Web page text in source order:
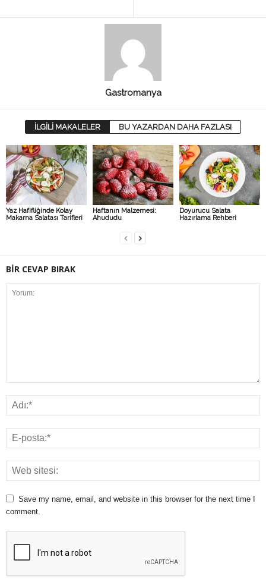
Gastromanya
İLGİLİ MAKALELER BU YAZARDAN DAHA FAZLASI
Yaz Hafifliğinde Kolay
Makarna Salatası Tarifleri
Haftanın Malzemesi:
Ahududu
Doyurucu Salata
Hazırlama Rehberi
BİR CEVAP BIRAK
Save my name, email, and website in this browser for the next time I
comment.